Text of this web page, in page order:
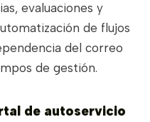
evaluaciones y
de flujos
del correo
de gestión.
de autoservicio